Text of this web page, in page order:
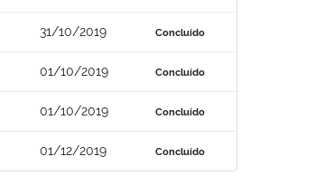
31/10/2019 Concluído
01/10/2019 Concluído
01/10/2019 Concluído
01/12/2019 Concluído